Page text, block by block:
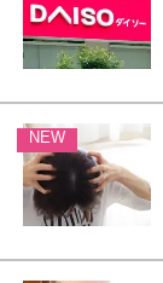
NEW